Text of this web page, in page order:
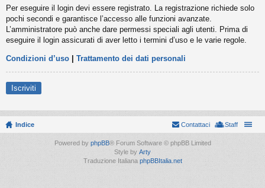
Per eseguire il login devi essere registrato. La registrazione richiede solo
pochi secondi e garantisce l’accesso alle funzioni avanzate.
L’amministratore può anche dare permessi speciali agli utenti. Prima di
eseguire il login assicurati di aver letto i termini d’uso e le varie regole.
Condizioni d’uso Trattamento dei dati personali
Iscriviti
Indice Staff
Contattaci
Powered by phpBB® Forum Software © phpBB Limited
Style by Arty
Traduzione Italiana phpBBItalia.net